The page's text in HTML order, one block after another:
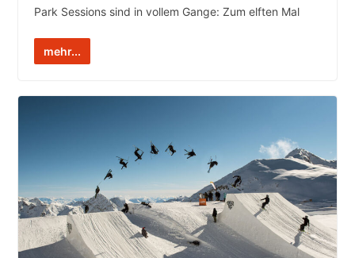
Park Sessions sind in vollem Gange: Zum elften Mal
mehr...